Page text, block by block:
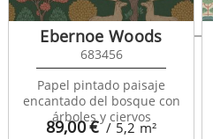
Borneo Trees 128703
89,00€ / 5,2 m²
Ebernoe Woods
683456
Papel pintado paisaje
encantado del bosque con
árboles y ciervos